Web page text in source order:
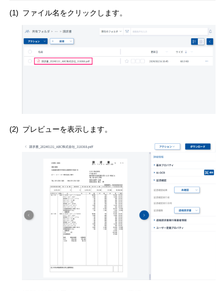
(1) ファイル名をクリックします。
(2) プレビューを表示します。